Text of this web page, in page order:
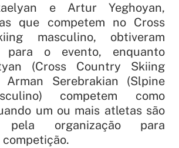
e Artur Yeghoyan,
que competem no Cross
masculino, obtiveram
para o evento, enquanto
(Cross Country Skiing
Arman Serebrakian (Slpine
competem como
um ou mais atletas são
pela organização para